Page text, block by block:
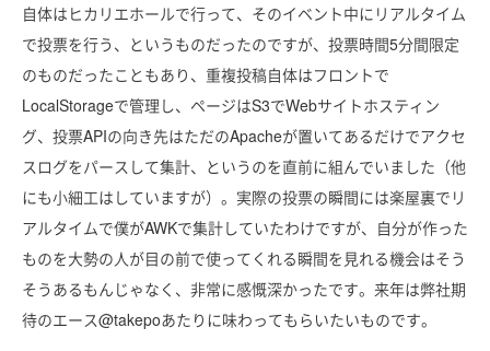
自体はヒカリエホールで行って、そのイベント中にリアルタイム
で投票を行う、というものだったのですが、投票時間5分間限定
のものだったこともあり、重複投稿自体はフロントで
LocalStorageで管理し、ページはS3でWebサイトホスティン
グ、投票APIの向き先はただのApacheが置いてあるだけでアクセ
スログをパースして集計、というのを直前に組んでいました（他
にも小細工はしていますが）。実際の投票の瞬間には楽屋裏でリ
アルタイムで僕がAWKで集計していたわけですが、自分が作った
ものを大勢の人が目の前で使ってくれる瞬間を見れる機会はそう
そうあるもんじゃなく、非常に感慨深かったです。来年は弊社期
待のエース@takepoあたりに味わってもらいたいものです。